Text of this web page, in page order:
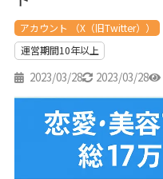
アカウント （X（旧Twitter））
運営期間10年以上
2023/03/28 2023/03/28